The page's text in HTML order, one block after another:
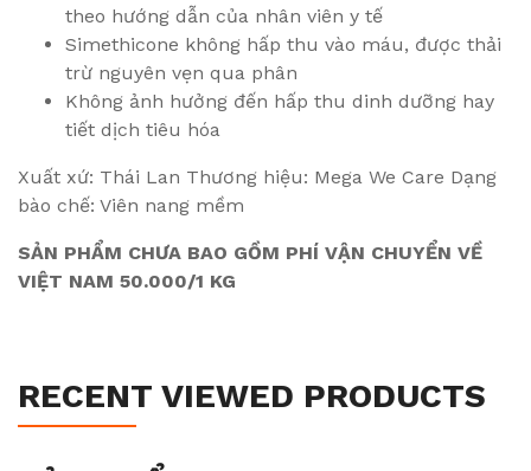
theo hướng dẫn của nhân viên y tế
Simethicone không hấp thu vào máu, được thải
trừ nguyên vẹn qua phân
Không ảnh hưởng đến hấp thu dinh dưỡng hay
tiết dịch tiêu hóa
Xuất xứ: Thái Lan Thương hiệu: Mega We Care Dạng
bào chế: Viên nang mềm
SẢN PHẨM CHƯA BAO GỒM PHÍ VẬN CHUYỂN VỀ
VIỆT NAM 50.000/1 KG
RECENT VIEWED PRODUCTS